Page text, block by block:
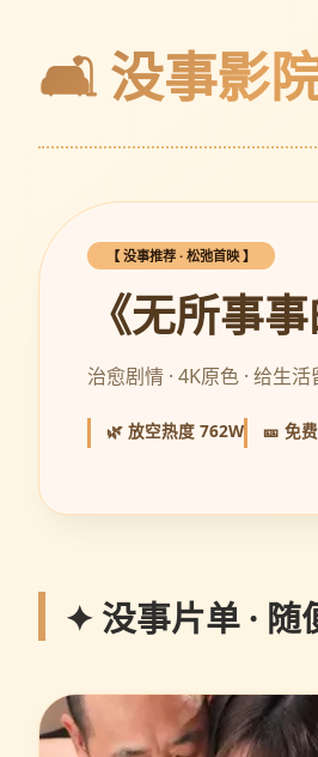
🛋️ 没事影
【 没事推荐 · 松弛首映 】
《无所事
治愈剧情 · 4K原色 · 给生活
🌿 放空热度 762W 🎫 免
✦ 没事片单 ·